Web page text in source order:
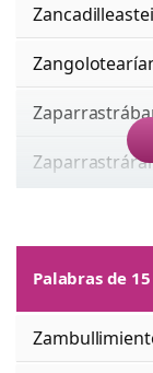
Palabras de